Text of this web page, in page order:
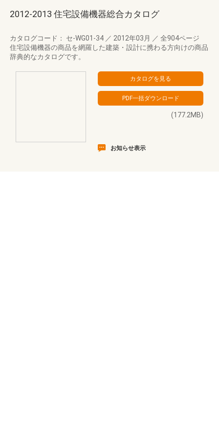
2012-2013 住宅設備機器総合カタログ
カタログコード： セ-WG01-34 ／ 2012年03月 ／ 全904ページ
住宅設備機器の商品を網羅した建築・設計に携わる方向けの商品
辞典的なカタログです。
(177.2MB)
お知らせ表示